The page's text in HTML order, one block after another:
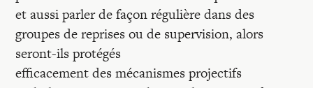
et aussi parler de façon régulière dans des
groupes de reprises ou de supervision, alors
seront-ils protégés
efficacement des mécanismes projectifs